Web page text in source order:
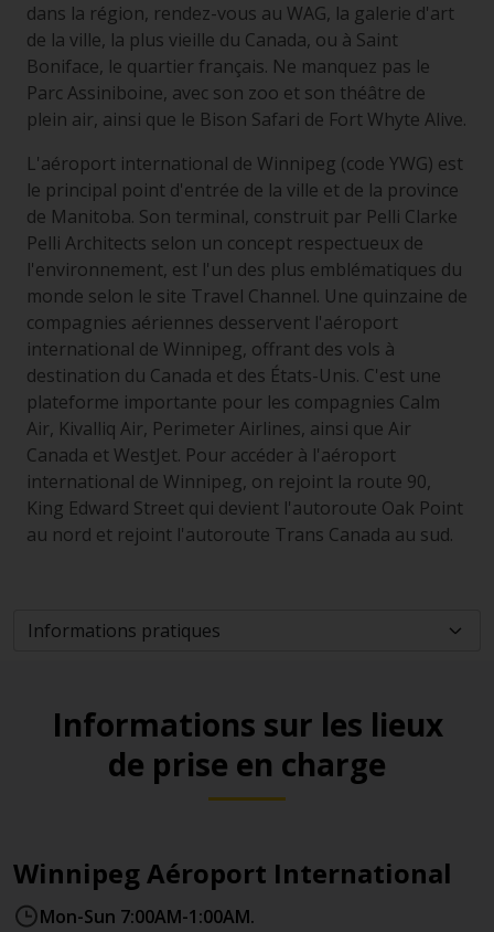
dans la région, rendez-vous au WAG, la galerie d'art
de la ville, la plus vieille du Canada, ou à Saint
Boniface, le quartier français. Ne manquez pas le
Parc Assiniboine, avec son zoo et son théâtre de
plein air, ainsi que le Bison Safari de Fort Whyte Alive.
L'aéroport international de Winnipeg (code YWG) est
le principal point d'entrée de la ville et de la province
de Manitoba. Son terminal, construit par Pelli Clarke
Pelli Architects selon un concept respectueux de
l'environnement, est l'un des plus emblématiques du
monde selon le site Travel Channel. Une quinzaine de
compagnies aériennes desservent l'aéroport
international de Winnipeg, offrant des vols à
destination du Canada et des États-Unis. C'est une
plateforme importante pour les compagnies Calm
Air, Kivalliq Air, Perimeter Airlines, ainsi que Air
Canada et WestJet. Pour accéder à l'aéroport
international de Winnipeg, on rejoint la route 90,
King Edward Street qui devient l'autoroute Oak Point
au nord et rejoint l'autoroute Trans Canada au sud.
Informations sur les lieux
de prise en charge
Winnipeg Aéroport International
Mon-Sun 7:00AM-1:00AM.